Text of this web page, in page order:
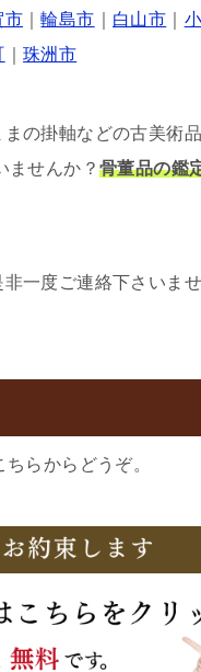
市 ｜輪島市 白山市
｜珠洲市
の掛軸などの古美術
ませんか？ 骨董品の鑑
一度ご連絡下さいませ
らからどうぞ。